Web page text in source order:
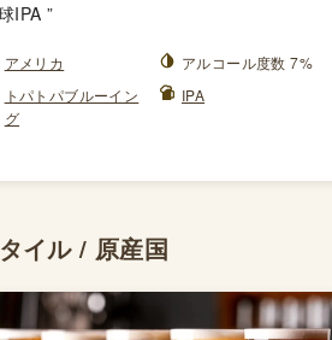
IPA ”
アメリカ
アルコール度数 7%
トパトパブルーイン
グ
IPA
イル / 原産国